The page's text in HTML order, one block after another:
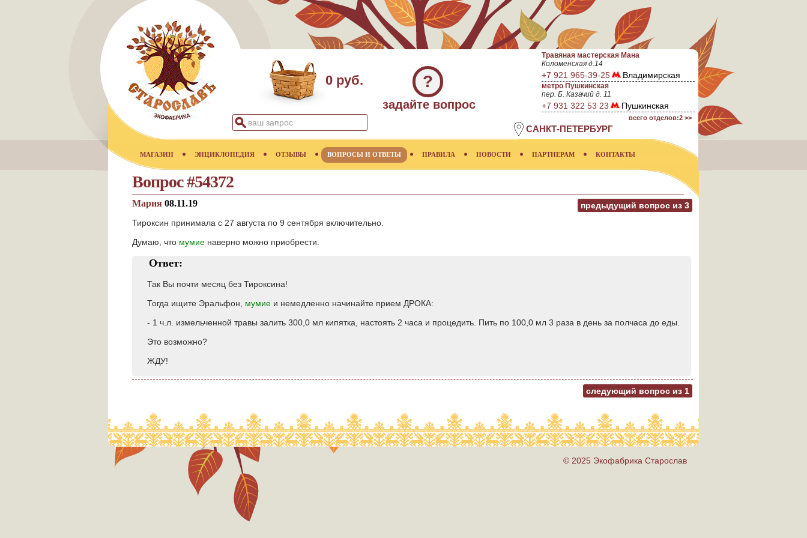
0 руб. ?
задайте вопрос
Травяная мастерская Мана
Коломенская д.14
+7 921 965-39-25 Владимирская
метро Пушкинская
пер. Б. Казачий д. 11
+7 931 322 53 23 Пушкинская
всего отделов:2 >>
САНКТ-ПЕТЕРБУРГ
МАГАЗИН ЭНЦИКЛОПЕДИЯ ОТЗЫВЫ ВОПРОСЫ И ОТВЕТЫ ПРАВИЛА НОВОСТИ ПАРТНЕРАМ КОНТАКТЫ
Вопрос #54372
предыдущий вопрос из 3
Мария 08.11.19
Тироксин принимала с 27 августа по 9 сентября включительно.
Думаю, что мумие наверно можно приобрести.
Ответ:
Так Вы почти месяц без Тироксина!
Тогда ищите Эральфон, мумие и немедленно начинайте прием ДРОКА:
- 1 ч.л. измельченной травы залить 300,0 мл кипятка, настоять 2 часа и процедить. Пить по 100,0 мл 3 раза в день за полчаса до еды.
Это возможно?
ЖДУ!
следующий вопрос из 1
© 2025 Экофабрика Старослав